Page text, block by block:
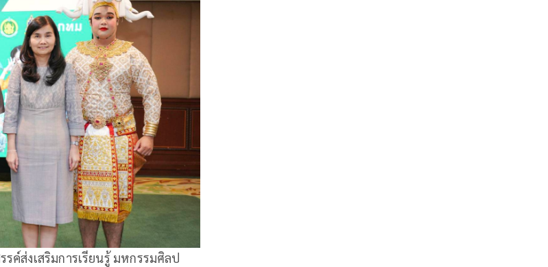
ค์ส่งเสริมการเรียนรู้ มหกรรมศิลป